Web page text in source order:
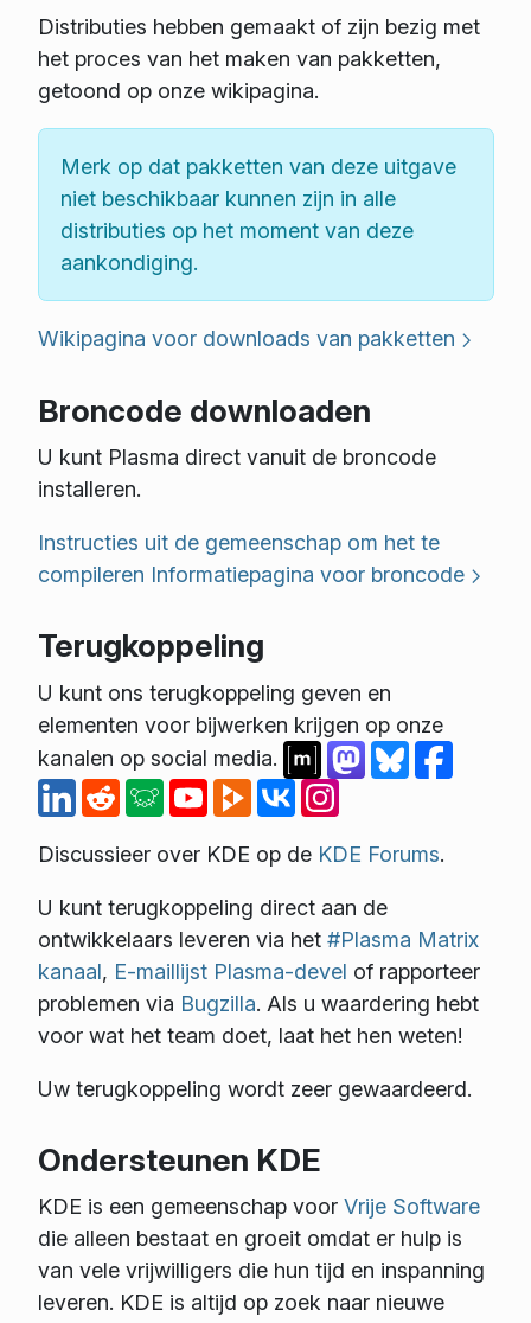
Distributies hebben gemaakt of zijn bezig met
het proces van het maken van pakketten,
getoond op onze wikipagina.
Merk op dat pakketten van deze uitgave
niet beschikbaar kunnen zijn in alle
distributies op het moment van deze
aankondiging.
Wikipagina voor downloads van pakketten
Broncode downloaden
U kunt Plasma direct vanuit de broncode
installeren.
Instructies uit de gemeenschap om het te
compileren Informatiepagina voor broncode
Terugkoppeling
U kunt ons terugkoppeling geven en
elementen voor bijwerken krijgen op onze
kanalen op social media.
Discussieer over KDE op de KDE Forums.
U kunt terugkoppeling direct aan de
ontwikkelaars leveren via het #Plasma Matrix
kanaal, E-maillijst Plasma-devel of rapporteer
problemen via Bugzilla. Als u waardering hebt
voor wat het team doet, laat het hen weten!
Uw terugkoppeling wordt zeer gewaardeerd.
Ondersteunen KDE
KDE is een gemeenschap voor Vrije Software
die alleen bestaat en groeit omdat er hulp is
van vele vrijwilligers die hun tijd en inspanning
leveren. KDE is altijd op zoek naar nieuwe